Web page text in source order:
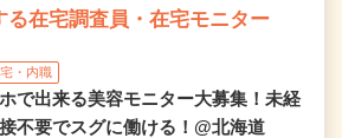
る在宅調査員・在宅モニター
・内職
で出来る美容モニター大募集！未経
不要でスグに働ける！@北海道